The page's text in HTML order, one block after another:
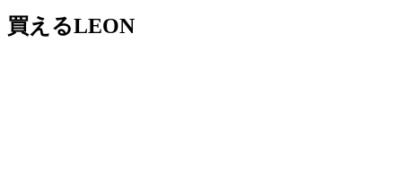
買えるLEON